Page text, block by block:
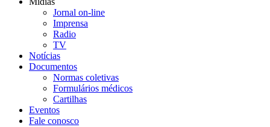
Jornal on-line
Imprensa
Radio
TV
Notícias
Documentos
Normas coletivas
Formulários médicos
Cartilhas
Eventos
Fale conosco